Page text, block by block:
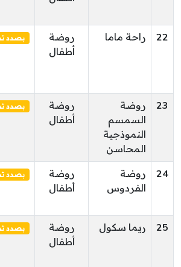
22 راحة ماما
روضة
أطفال
بصدد
23
روضة
السمسم
النموذجية
المحاسن
روضة
أطفال
بصدد
24
روضة
الفردوس
روضة
أطفال
بصدد
25 ريما سكول
روضة
أطفال
بصدد